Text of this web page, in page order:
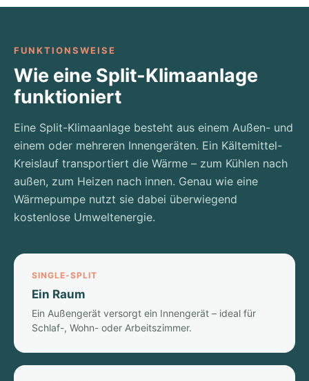
FUNKTIONSWEISE
Wie eine Split-Klimaanlage
funktioniert
Eine Split-Klimaanlage besteht aus einem Außen- und
einem oder mehreren Innengeräten. Ein Kältemittel-
Kreislauf transportiert die Wärme – zum Kühlen nach
außen, zum Heizen nach innen. Genau wie eine
Wärmepumpe nutzt sie dabei überwiegend
kostenlose Umweltenergie.
SINGLE-SPLIT
Ein Raum
Ein Außengerät versorgt ein Innengerät – ideal für
Schlaf-, Wohn- oder Arbeitszimmer.